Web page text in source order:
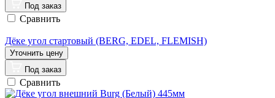
Под заказ
Сравнить
Дёке угол стартовый (BERG, EDEL, FLEMISH)
Под заказ
Сравнить